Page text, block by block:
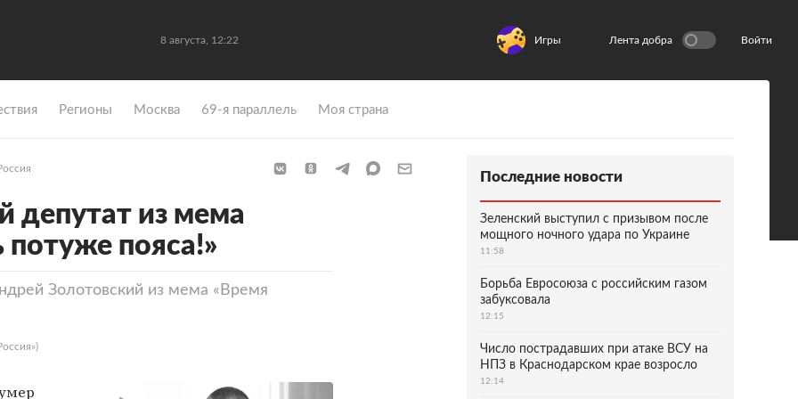
8 августа, 12:22 Игры Лента добра Войти
Регионы Москва 69-я параллель Моя страна
депутат из мема
потуже пояса!»
Золотовский из мема «Время
Последние новости
Зеленский выступил с призывом после
мощного ночного удара по Украине
11:58
Борьба Евросоюза с российским газом
забуксовала
12:15
Число пострадавших при атаке ВСУ на
НПЗ в Краснодарском крае возросло
12:14